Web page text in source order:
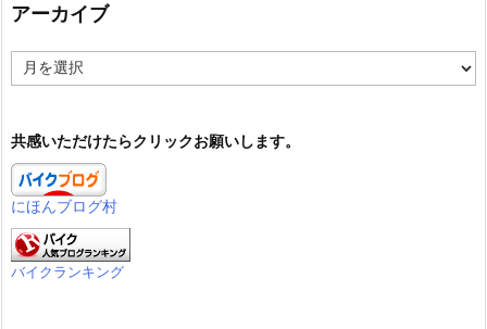
アーカイブ
ー
ブ
共感いただけたらクリックお願いします。
にほんブログ村
バイクランキング